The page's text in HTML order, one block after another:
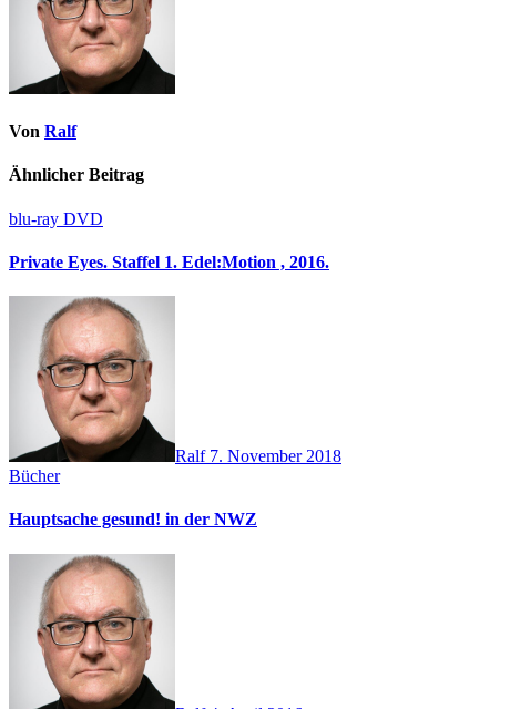
Von Ralf
Ähnlicher Beitrag
blu-ray DVD
Private Eyes. Staffel 1. Edel:Motion , 2016.
Ralf 7. November 2018
Bücher
Hauptsache gesund! in der NWZ